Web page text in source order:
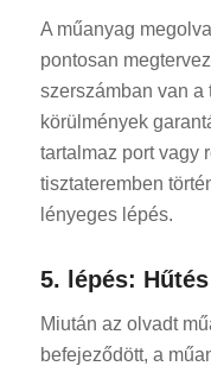
A műanyag
pontosan
szerszámban van a
körülmények
tartalmaz port vagy
tisztateremben
lényeges lépés.
5. lépés:
Miután az olvadt
befejeződött, a